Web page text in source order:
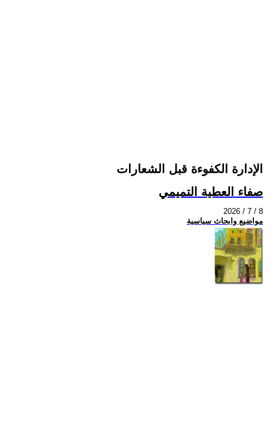
الإدارة الكفوءة قبل الشعارات
صفاء العطية التميمي
2026 / 7 / 8
مواضيع وابحاث سياسية